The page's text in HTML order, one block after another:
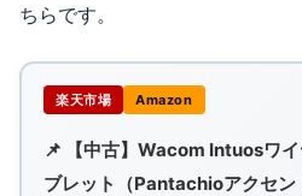
ちらです。
楽天市場 Amazon
📌 【中古】Wacom Intuosワ
ブレット（Pantachioアクセン